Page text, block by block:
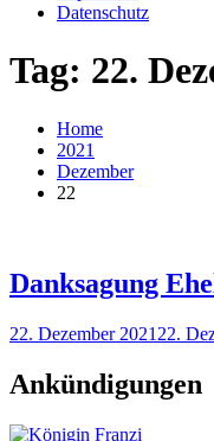
Datenschutz
Tag: 22.
Home
2021
Dezember
22
Danksagung
22. Dezember 2021 22.
Ankündigungen